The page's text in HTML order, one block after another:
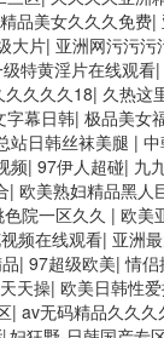
品美女久久久免费|
大片| 亚洲网污污污
特黄淫片在线观看|
久久久久18| 久热这
字幕日韩| 极品美女
站日韩丝袜美腿 |
频| 97伊人超碰| 九
| 欧美熟妇精品黑人
院一区久久 | 欧美
频在线观看| 亚洲
| 97超级欧美|情侣
天操| 欧美日韩性
| av无码精品久久久